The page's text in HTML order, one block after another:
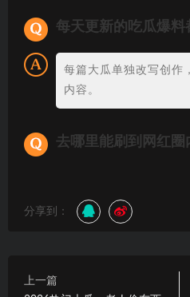
每天更新的吃瓜爆料
每篇大瓜单独改写创作
内容。
去哪里能刷到网红圈
分享到：
上一篇